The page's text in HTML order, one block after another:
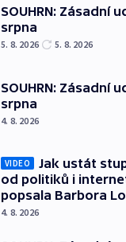
SOUHRN: Zásadní
srpna
5. 8. 2026 5. 8. 2026
SOUHRN: Zásadní
srpna
4. 8. 2026
VIDEO
Jak ustát
od politiků i
popsala Barbora
4. 8. 2026